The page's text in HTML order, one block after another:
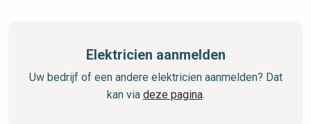
Elektricien aanmelden
Uw bedrijf of een andere elektricien aanmelden? Dat
kan via deze pagina.